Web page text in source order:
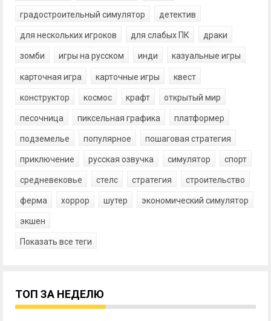
градостроительный симулятор детектив
для нескольких игроков для слабых ПК драки
зомби игры на русском инди казуальные игры
карточная игра карточные игры квест
конструктор космос крафт открытый мир
песочница пиксельная графика платформер
подземелье популярное пошаговая стратегия
приключение русская озвучка симулятор спорт
средневековье стелс стратегия строительство
ферма хоррор шутер экономический симулятор
экшен
Показать все теги
ТОП ЗА НЕДЕЛЮ